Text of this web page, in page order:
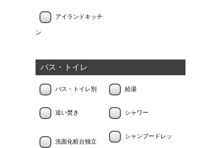
アイランドキッチ
ン
バス・トイレ
バス・トイレ別 給湯
追い焚き シャワー
洗面化粧台独立
シャンプードレッ